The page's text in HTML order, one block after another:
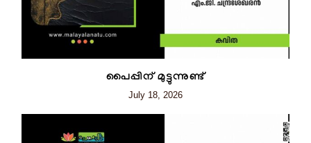
പൈപ്പിന് മുട്ടുന്നുണ്ട്
July 18, 2026